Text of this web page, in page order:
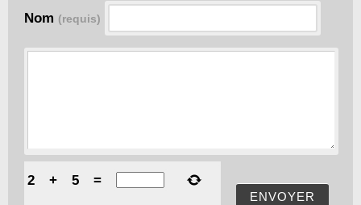
Nom (requis)
ENVOYER
2 + 5 =